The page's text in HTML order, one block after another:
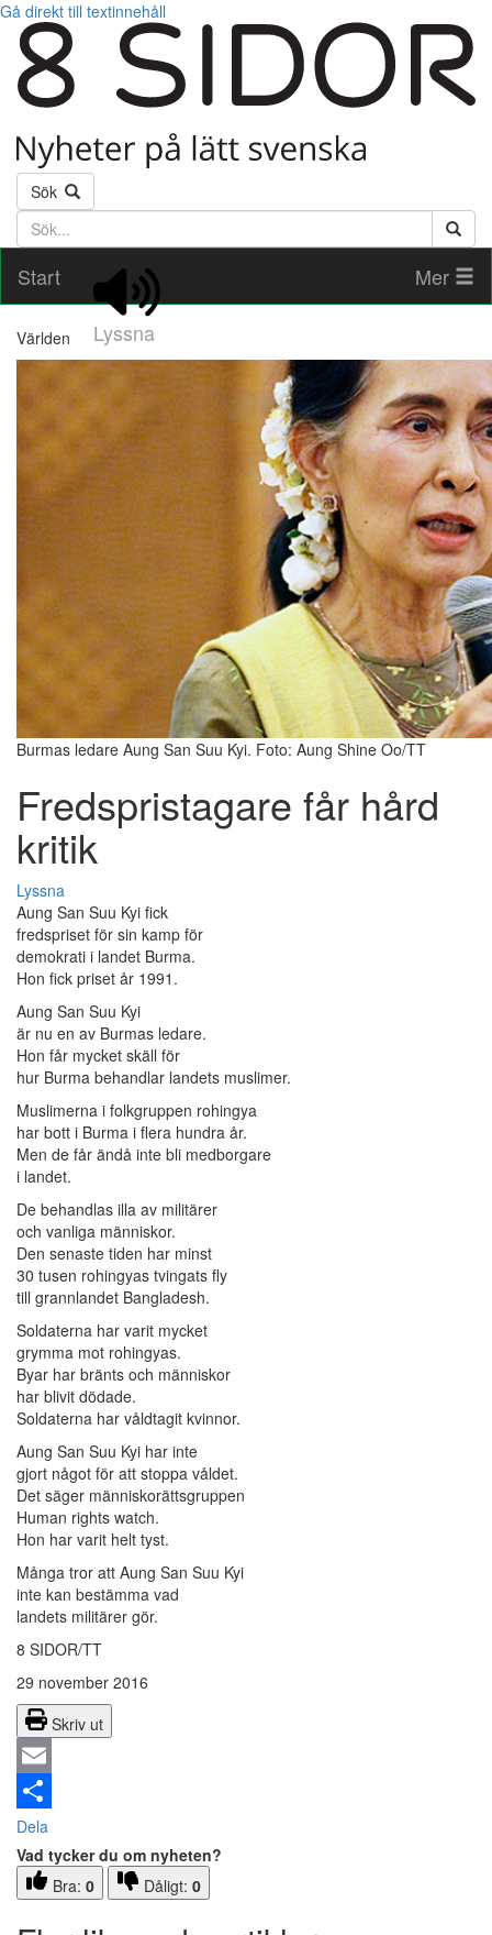
Gå direkt till textinnehåll
Sök
Söktext
Start
Lyssna
Mer
Världen
Burmas ledare Aung San Suu Kyi. Foto: Aung Shine Oo/TT
Fredspristagare får hård
kritik
Lyssna
Aung San Suu Kyi fick
fredspriset för sin kamp för
demokrati i landet Burma.
Hon fick priset år 1991.
Aung San Suu Kyi
är nu en av Burmas ledare.
Hon får mycket skäll för
hur Burma behandlar landets muslimer.
Muslimerna i folkgruppen rohingya
har bott i Burma i flera hundra år.
Men de får ändå inte bli medborgare
i landet.
De behandlas illa av militärer
och vanliga människor.
Den senaste tiden har minst
30 tusen rohingyas tvingats fly
till grannlandet Bangladesh.
Soldaterna har varit mycket
grymma mot rohingyas.
Byar har bränts och människor
har blivit dödade.
Soldaterna har våldtagit kvinnor.
Aung San Suu Kyi har inte
gjort något för att stoppa våldet.
Det säger människorättsgruppen
Human rights watch.
Hon har varit helt tyst.
Många tror att Aung San Suu Kyi
inte kan bestämma vad
landets militärer gör.
8 SIDOR/TT
29 november 2016
Skriv ut
Email
Dela
Vad tycker du om nyheten?
Bra: 0 Dåligt: 0